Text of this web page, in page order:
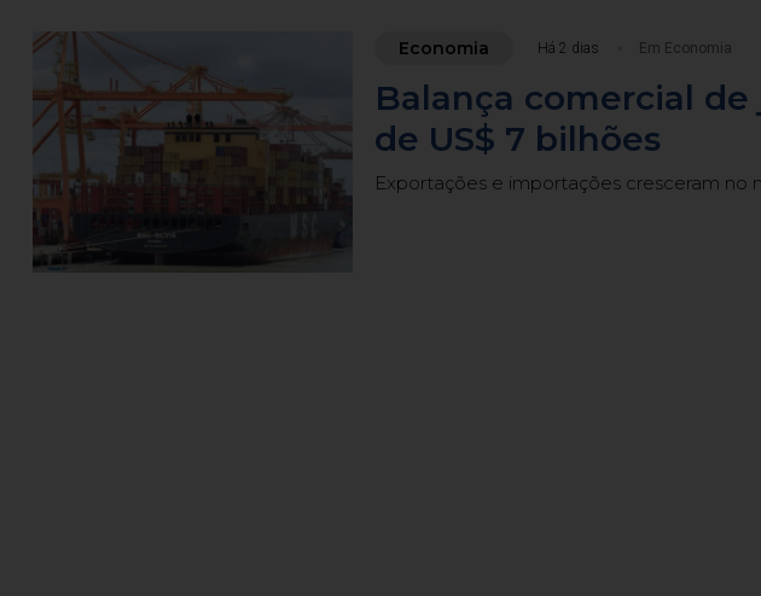
Economia Há 2 dias Em Economia
Balança comercial
de US$ 7 bilhões
Exportações e importações cresceram no